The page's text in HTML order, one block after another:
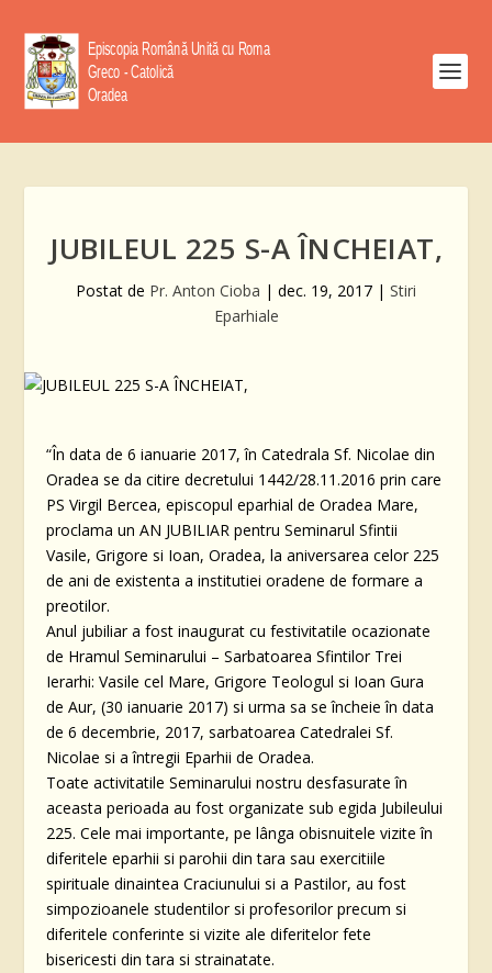
JUBILEUL 225 S-A ÎNCHEIAT,
Postat de Pr. Anton Cioba | dec. 19, 2017 | Stiri
Eparhiale
“În data de 6 ianuarie 2017, în Catedrala Sf. Nicolae din
Oradea se da citire decretului 1442/28.11.2016 prin care
PS Virgil Bercea, episcopul eparhial de Oradea Mare,
proclama un AN JUBILIAR pentru Seminarul Sfintii
Vasile, Grigore si Ioan, Oradea, la aniversarea celor 225
de ani de existenta a institutiei oradene de formare a
preotilor.
Anul jubiliar a fost inaugurat cu festivitatile ocazionate
de Hramul Seminarului – Sarbatoarea Sfintilor Trei
Ierarhi: Vasile cel Mare, Grigore Teologul si Ioan Gura
de Aur, (30 ianuarie 2017) si urma sa se încheie în data
de 6 decembrie, 2017, sarbatoarea Catedralei Sf.
Nicolae si a întregii Eparhii de Oradea.
Toate activitatile Seminarului nostru desfasurate în
aceasta perioada au fost organizate sub egida Jubileului
225. Cele mai importante, pe lânga obisnuitele vizite în
diferitele eparhii si parohii din tara sau exercitiile
spirituale dinaintea Craciunului si a Pastilor, au fost
simpozioanele studentilor si profesorilor precum si
diferitele conferinte si vizite ale diferitelor fete
bisericesti din tara si strainatate.